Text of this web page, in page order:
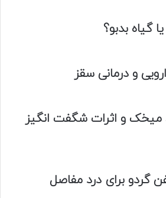
گیاه بدبو؟
و درمانی سقز
روزی 2 عدد میخک و اثرات شگفت انگیز
گردو برای درد مفاصل